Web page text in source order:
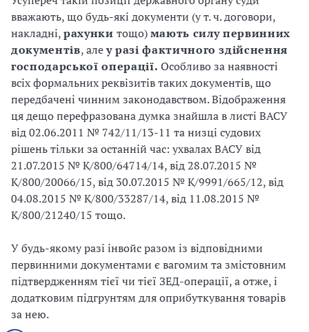
вважають, що будь-які документи (у т. ч. договори,
накладні,рахунки тощо)мають силу первинних
документів, алеу разі фактичного здійснення
господарської операції. Особливо за наявності
всіх формальних реквізитів таких документів, що
передбачені чинним законодавством. Відображення
ця дещо перефразована думка знайшла в листі ВАСУ
від 02.06.2011 № 742/11/13-11 та низці судових
рішень тільки за останній час: ухвалах ВАСУ від
21.07.2015 № К/800/64714/14, від 28.07.2015 №
К/800/20066/15, від 30.07.2015 № К/9991/665/12, від
04.08.2015 № К/800/33287/14, від 11.08.2015 №
К/800/21240/15 тощо.
У будь-якому разі інвойс разом із відповідними
первинними документами є вагомим та змістовним
підтвердженням тієї чи тієї ЗЕД-операції, а отже, і
додатковим підгрунтям для оприбуткування товарів
за нею.